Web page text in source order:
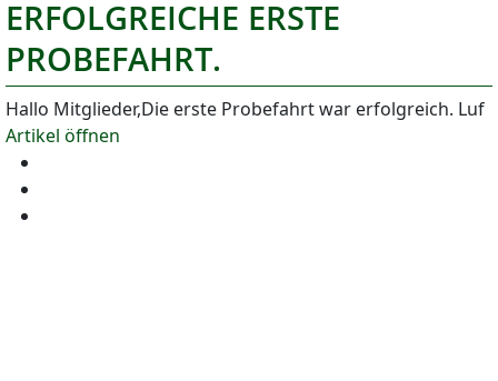
ERFOLGREICHE ERSTE
PROBEFAHRT.
Hallo Mitglieder,Die erste Probefahrt war erfolgreich. Luf
Artikel öffnen